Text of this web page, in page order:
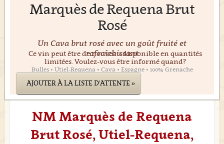
Marquès de Requena Brut
Rosé
Un Cava brut rosé avec un goût fruité et
rafraîchissant
Bulles • Utiel-Requena • Cava • Espagne • 100% Grenache
Ce vin peut être de nouveau disponible en quantités
limitées. Voulez-vous être informé quand?
AJOUTER À LA LISTE D'ATTENTE »
NM Marquès de Requena
Brut Rosé, Utiel-Requena,